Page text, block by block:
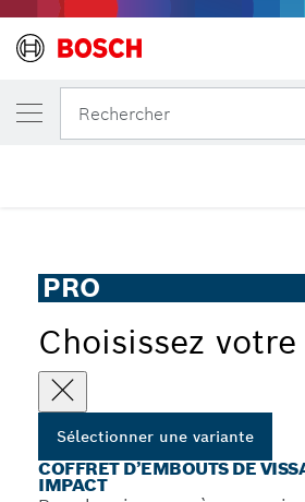
Rechercher
PRO
Choisissez
Sélectionner une variante
COFFRET D’EMBOUTS DE
IMPACT
VOTRE VARIANTE SÉLECTIONNÉE
Coffret d’embouts de